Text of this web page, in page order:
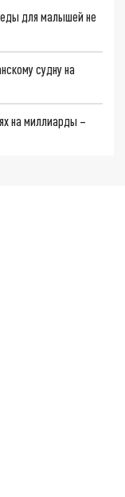
для малышей не
судну на
на миллиарды –